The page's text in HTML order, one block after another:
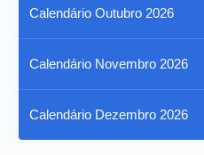
Calendário Outubro 2026
Calendário Novembro 2026
Calendário Dezembro 2026